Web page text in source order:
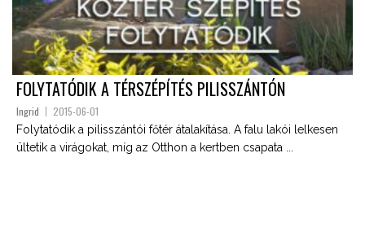
FOLYTATÓDIK A TÉRSZÉPÍTÉS PILISSZÁNTÓN
Ingrid 2015-06-01
Folytatódik a pilisszántói főtér átalakítása. A falu lakói lelkesen
ültetik a virágokat, míg az Otthon a kertben csapata ...